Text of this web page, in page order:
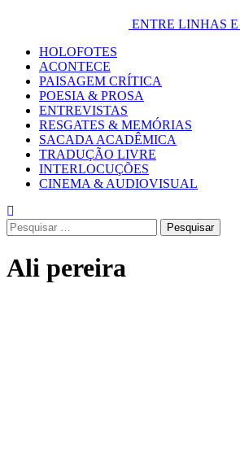
ENTRE LINHAS E
Primary
Menu
HOLOFOTES
ACONTECE
PAISAGEM CRÍTICA
POESIA & PROSA
ENTREVISTAS
RESGATES & MEMÓRIAS
SACADA ACADÊMICA
TRADUÇÃO LIVRE
INTERLOCUÇÕES
CINEMA & AUDIOVISUAL
Pesquisar
por:
Ali pereira